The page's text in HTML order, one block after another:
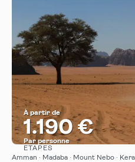
À partir de
1.190 €
Par personne
ÉTAPES
Amman · Madaba · Mount Nebo ·